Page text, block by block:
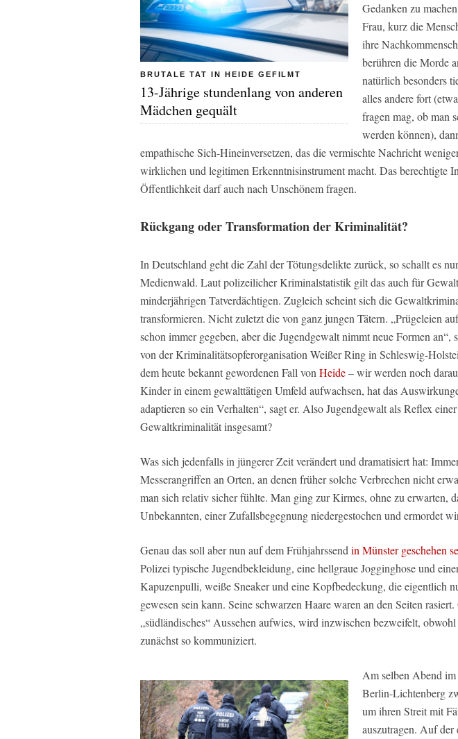
BRUTALE TAT IN HEIDE GEFILMT
13-Jährige stundenlang von anderen
Mädchen gequält
Gedanken zu
Frau, kurz die
ihre
berühren die Morde
natürlich besonders
alles andere fort
fragen mag, ob man
werden können),
empathische Sich-Hineinversetzen, das die vermischte Nachricht
wirklichen und legitimen Erkenntnisinstrument macht. Das berechtigte
Öffentlichkeit darf auch nach Unschönem fragen.
Rückgang oder Transformation der Kriminalität?
In Deutschland geht die Zahl der Tötungsdelikte zurück, so schallt es
Medienwald. Laut polizeilicher Kriminalstatistik gilt das auch für
minderjährigen Tatverdächtigen. Zugleich scheint sich die
transformieren. Nicht zuletzt die von ganz jungen Tätern. „Prügeleien
schon immer gegeben, aber die Jugendgewalt nimmt neue Formen an“,
von der Kriminalitätsopferorganisation Weißer Ring in Schleswig-
dem heute bekannt gewordenen Fall von Heide– wir werden noch
Kinder in einem gewalttätigen Umfeld aufwachsen, hat das
adaptieren so ein Verhalten“, sagt er. Also Jugendgewalt als Reflex
Gewaltkriminalität insgesamt?
Was sich jedenfalls in jüngerer Zeit verändert und dramatisiert hat:
Messerangriffen an Orten, an denen früher solche Verbrechen nicht
man sich relativ sicher fühlte. Man ging zur Kirmes, ohne zu erwarten,
Unbekannten, einer Zufallsbegegnung niedergestochen und ermordet
Genau das soll aber nun auf dem Frühjahrssend in Münster geschehen
Polizei typische Jugendbekleidung, eine hellgraue Jogginghose und
Kapuzenpulli, weiße Sneaker und eine Kopfbedeckung, die eigentlich
gewesen sein kann. Seine schwarzen Haare waren an den Seiten
„südländisches“ Aussehen aufwies, wird inzwischen bezweifelt,
zunächst so kommuniziert.
Am selben Abend
Berlin-Lichtenberg
um ihren Streit mit
auszutragen. Auf der